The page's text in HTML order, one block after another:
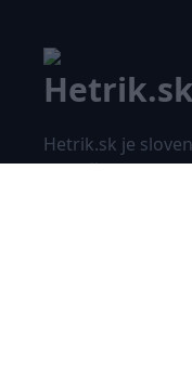
Hetrik.sk je
prevažne na